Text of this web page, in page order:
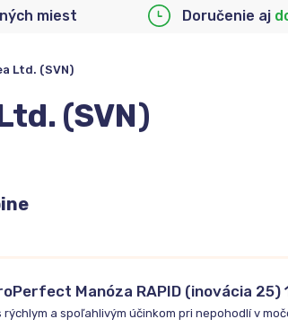
miest Doručenie aj
Ltd. (SVN)
(SVN)
Manóza RAPID (inovácia 25)
rýchlym a spoľahlivým účinkom pri nepohodlí v